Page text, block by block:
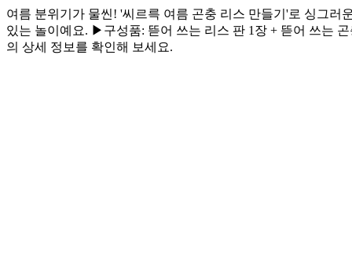
여름 분위기가 물씬! '씨르륵 여름 곤충 리스 만들기'로 싱그
있는 놀이예요. ▶구성품: 뜯어 쓰는 리스 판 1장 + 뜯어 쓰는
의 상세 정보를 확인해 보세요.